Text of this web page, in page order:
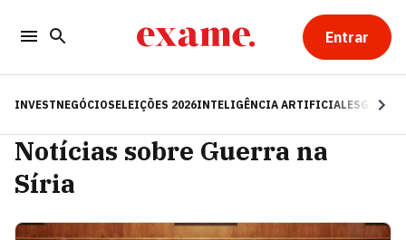
Entrar
INVESTNEGÓCIOSELEIÇÕES 2026INTELIGÊNCIA ARTIFICIALESG
Notícias sobre Guerra na
Síria